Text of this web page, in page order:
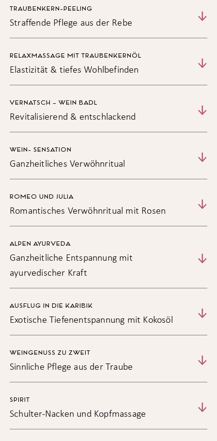
Intensive, aktivierende Bindegewebsmassage
TRAUBENKERN-PEELING
Straffende Pflege aus der Rebe
RELAXMASSAGE MIT TRAUBENKERNÖL
Elastizität & tiefes Wohlbefinden
VERNATSCH – WEIN BADL
Revitalisierend & entschlackend
WEIN- SENSATION
Ganzheitliches Verwöhnritual
ROMEO UND JULIA
Romantisches Verwöhnritual mit Rosen
ALPEN AYURVEDA
Ganzheitliche Entspannung mit
ayurvedischer Kraft
AUSFLUG IN DIE KARIBIK
Exotische Tiefenentspannung mit Kokosöl
WEINGENUSS ZU ZWEIT
Sinnliche Pflege aus der Traube
SPIRIT
Schulter-Nacken und Kopfmassage